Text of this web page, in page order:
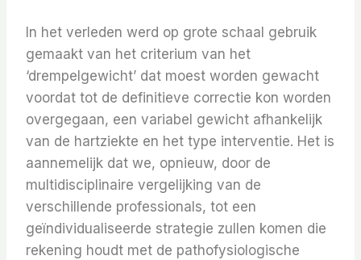
In het verleden werd op grote schaal gebruik
gemaakt van het criterium van het
‘drempelgewicht’ dat moest worden gewacht
voordat tot de definitieve correctie kon worden
overgegaan, een variabel gewicht afhankelijk
van de hartziekte en het type interventie. Het is
aannemelijk dat we, opnieuw, door de
multidisciplinaire vergelijking van de
verschillende professionals, tot een
geïndividualiseerde strategie zullen komen die
rekening houdt met de pathofysiologische